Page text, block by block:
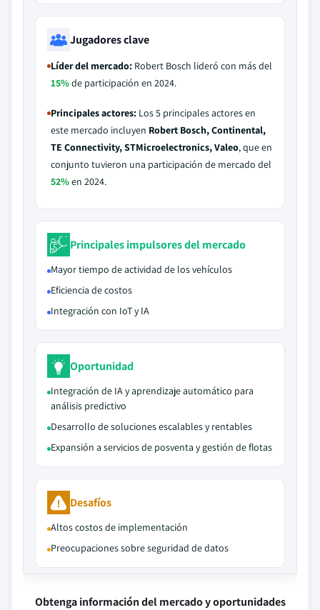
Jugadores clave
Líder del mercado: Robert Bosch lideró con más del
15%de participación en 2024.
Principales actores: Los 5 principales actores en
este mercado incluyen Robert Bosch, Continental,
TE Connectivity, STMicroelectronics, Valeo, que en
conjunto tuvieron una participación de mercado del
52%en 2024.
Principales impulsores del mercado
Mayor tiempo de actividad de los vehículos
Eficiencia de costos
Integración con IoT y IA
Oportunidad
Integración de IA y aprendizaje automático para
análisis predictivo
Desarrollo de soluciones escalables y rentables
Expansión a servicios de posventa y gestión de flotas
Desafíos
Altos costos de implementación
Preocupaciones sobre seguridad de datos
Obtenga información del mercado y oportunidades